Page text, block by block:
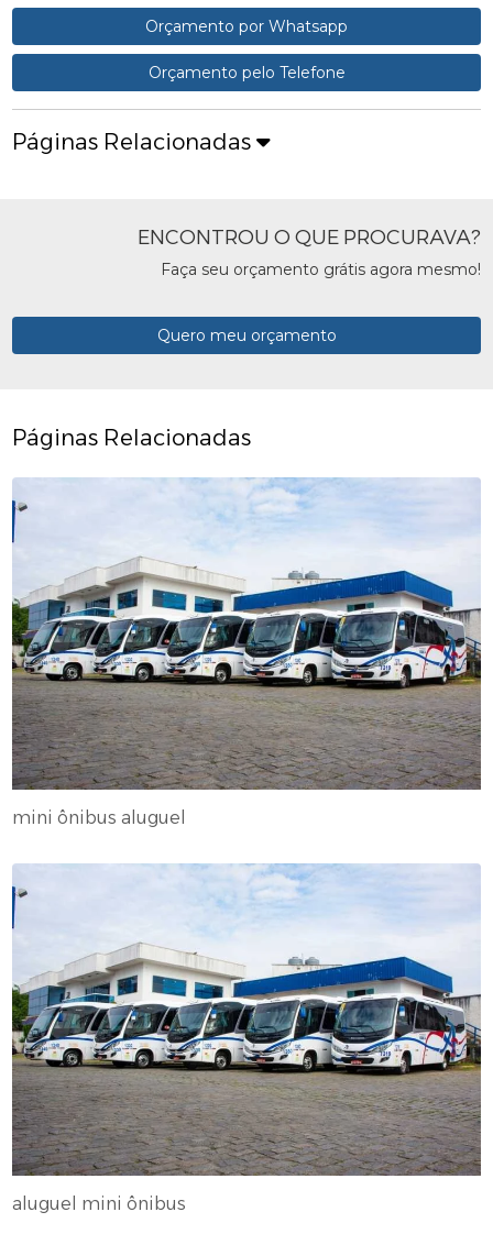
Orçamento por Whatsapp
Orçamento pelo Telefone
Páginas Relacionadas
ENCONTROU O QUE PROCURAVA?
Faça seu orçamento grátis agora mesmo!
Quero meu orçamento
Páginas Relacionadas
mini ônibus aluguel
aluguel mini ônibus